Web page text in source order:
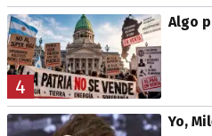
4
Algo
Yo,